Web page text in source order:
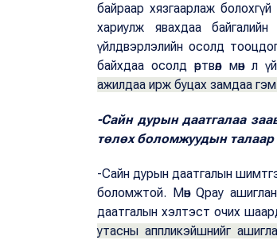
байраар хязгаарлаж
хариулж явахдаа
үйлдвэрлэлийн осолд
байхдаа осолд өртвөл мөн л
ажилдаа ирж буцах замдаа
-Сайн дурын даатгалаа
төлөх боломжуудын
-Сайн дурын даатгалын
боломжтой. Мөн Qpay
даатгалын хэлтэст очих
утасны аппликэйшнийг